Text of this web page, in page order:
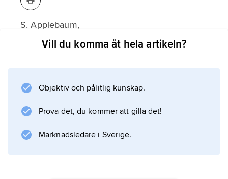
S. Applebaum,
Jews and Greeks in Ancient Cyrene
Vill du komma åt hela artikeln?
Objektiv och pålitlig kunskap.
Prova det, du kommer att gilla det!
Marknadsledare i Sverige.